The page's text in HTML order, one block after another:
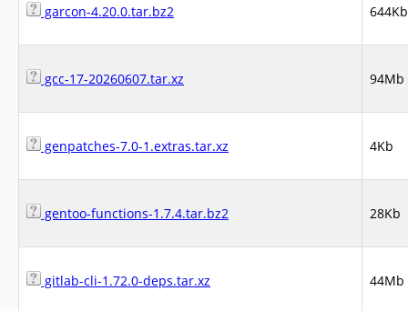
garcon-4.20.0.tar.bz2 644Kb
gcc-17-20260607.tar.xz 94Mb
genpatches-7.0-1.extras.tar.xz 4Kb
gentoo-functions-1.7.4.tar.bz2 28Kb
gitlab-cli-1.72.0-deps.tar.xz 44Mb